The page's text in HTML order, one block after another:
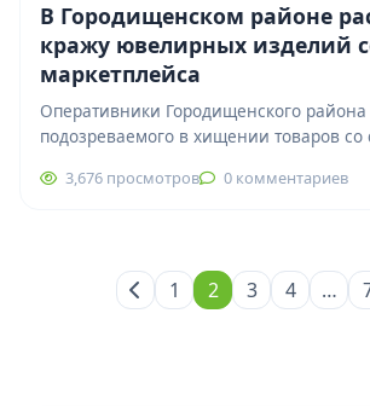
В Городищенском районе
кражу ювелирных изделий
маркетплейса
Оперативники Городищенского района
подозреваемого в хищении товаров со
обратился начальник…
3,676 просмотров 0 комментариев
1 2 3 4 …